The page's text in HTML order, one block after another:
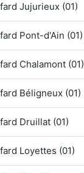
Jujurieux (01)
Pont-d'Ain (01)
Chalamont (01)
Béligneux (01)
Druillat (01)
Loyettes (01)